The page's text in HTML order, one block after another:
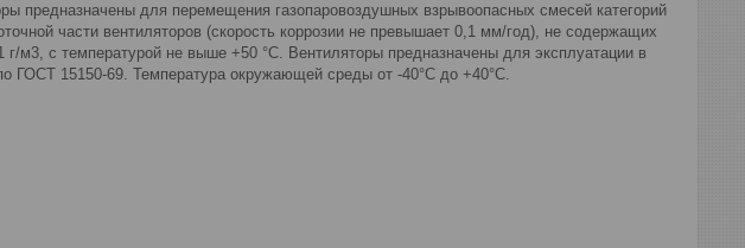
предназначены для перемещения газопаровоздушных взрывоопасных смесей категорий
части вентиляторов (скорость коррозии не превышает 0,1 мм/год), не содержащих
м3, с температурой не выше +50 °С. Вентиляторы предназначены для эксплуатации в
ГОСТ 15150-69. Температура окружающей среды от -40°С до +40°С.